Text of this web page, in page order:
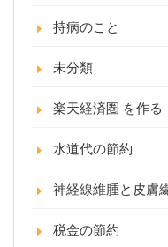
持病のこと
未分類
楽天経済圏 を作る
水道代の節約
神経線維腫と皮膚
税金の節約